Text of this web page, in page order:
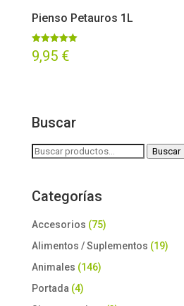
Pienso Petauros 1L
Valorado
con
9,95 €
Buscar
Buscar
Buscar
Categorías
Accesorios (75)
Alimentos / Suplementos (19)
Animales (146)
Portada (4)